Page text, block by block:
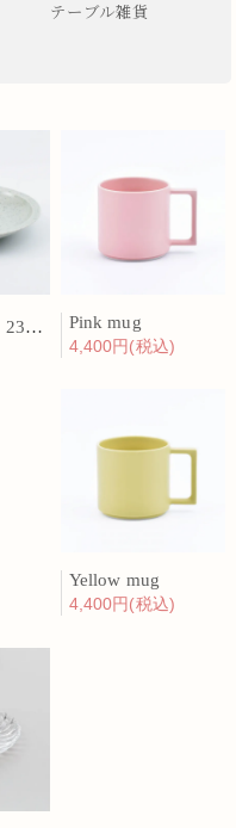
テーブル雑貨
リムプレート 23cm 呉須散
Pink mug
4,400円(税込)
Yellow mug
4,400円(税込)